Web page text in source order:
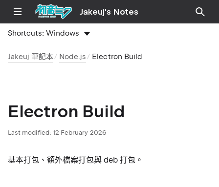
Jakeuj's Notes
Shortcuts:Windows
Jakeuj 筆記本 Node.js Electron Build
Electron Build
Last modified: 12 February 2026
基本打包、額外檔案打包與 deb 打包。